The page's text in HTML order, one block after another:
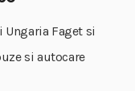
Ungaria Faget si
si autocare